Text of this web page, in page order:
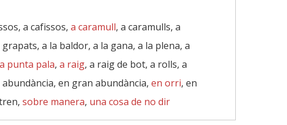
a cafissos, a caramull, a caramulls, a
a la baldor, a la gana, a la plena, a
a punta pala, a raig, a raig de bot, a rolls, a
abundància, en gran abundància, en orri, en
sobre manera, una cosa de no dir